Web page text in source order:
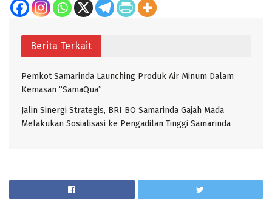
Berita Terkait
Pemkot Samarinda Launching Produk Air Minum Dalam
Kemasan “SamaQua”
Jalin Sinergi Strategis, BRI BO Samarinda Gajah Mada
Melakukan Sosialisasi ke Pengadilan Tinggi Samarinda